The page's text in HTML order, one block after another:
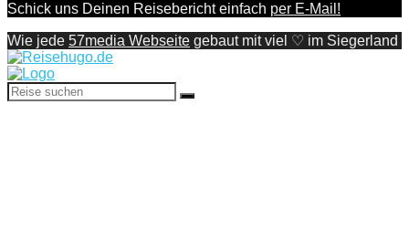
Schick uns Deinen Reisebericht einfach per E-Mail!
Wie jede 57media Webseite gebaut mit viel ♡ im Siegerland